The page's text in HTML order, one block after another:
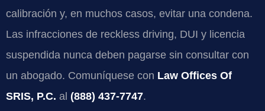
calibración y, en muchos casos, evitar una condena.
Las infracciones de reckless driving, DUI y licencia
suspendida nunca deben pagarse sin consultar con
un abogado. Comuníquese con Law Offices Of
SRIS, P.C. al (888) 437-7747.